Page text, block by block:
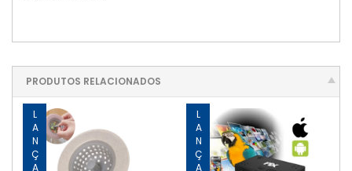
PRODUTOS RELACIONADOS